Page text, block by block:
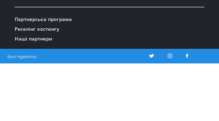
Партнерська програма
Реселінг хостингу
Наші партнери
Блог HyperHost